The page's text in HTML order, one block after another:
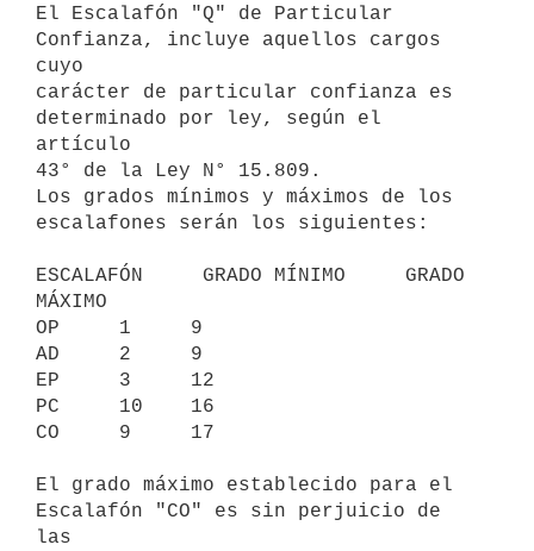
El Escalafón "Q" de Particular
Confianza, incluye aquellos cargos
cuyo
carácter de particular confianza es
determinado por ley, según el
artículo
43° de la Ley N° 15.809.
Los grados mínimos y máximos de los
escalafones serán los siguientes:
ESCALAFÓN     GRADO MÍNIMO     GRADO
MÁXIMO
OP     1     9
AD     2     9
EP     3     12
PC     10    16
CO     9     17
El grado máximo establecido para el
Escalafón "CO" es sin perjuicio de
las